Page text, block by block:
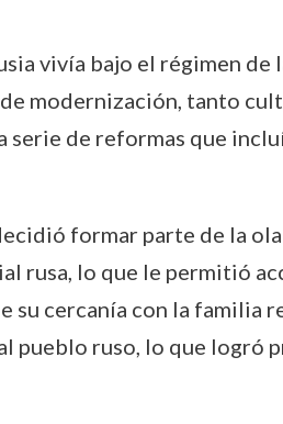
vivía bajo el régimen
modernización, tanto
de reformas que
formar parte de la
rusa, lo que le permitió
su cercanía con la familia
pueblo ruso, lo que